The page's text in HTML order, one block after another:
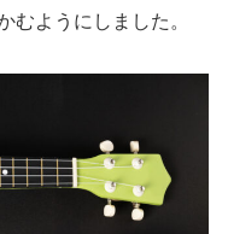
むようにしました。